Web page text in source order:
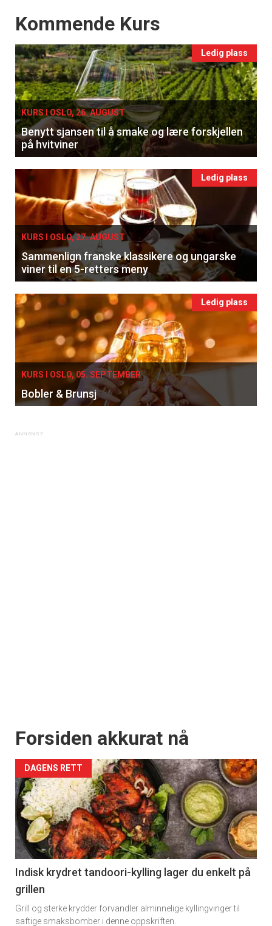
Events
Kommende Kurs
Ledig plass
KURS I OSLO, 26. AUGUST
Benytt sjansen til å smake og lære forskjellen
på hvitviner
Ledig plass
KURS I OSLO, 27. AUGUST
Sammenlign franske klassikere og ungarske
viner til en 5-retters meny
Ledig plass
KURS I OSLO, 05. SEPTEMBER
Bobler & Brunsj
Forsiden akkurat nå
DAGENS RETT
Indisk krydret tandoori-kylling lager du enkelt på
grillen
Grill og sterke krydder forvandler alminnelige kyllingvinger til
saftige smaksbomber i denne oppskriften.